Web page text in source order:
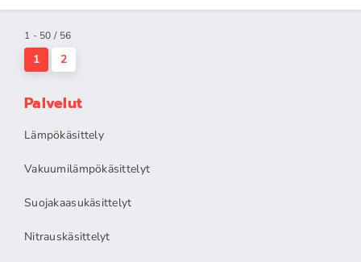
1 - 50 / 56
1 2
Palvelut
Lämpökäsittely
Vakuumilämpökäsittelyt
Suojakaasukäsittelyt
Nitrauskäsittelyt